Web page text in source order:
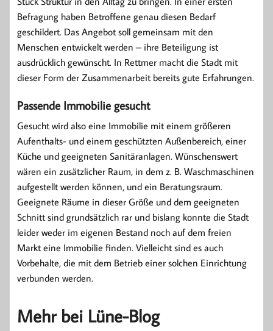
Befragung haben Betroffene genau diesen Bedarf
geschildert. Das Angebot soll gemeinsam mit den
Menschen entwickelt werden – ihre Beteiligung ist
ausdrücklich gewünscht. In Rettmer macht die Stadt mit
dieser Form der Zusammenarbeit bereits gute Erfahrungen.
Passende Immobilie gesucht
Gesucht wird also eine Immobilie mit einem größeren
Aufenthalts- und einem geschützten Außenbereich, einer
Küche und geeigneten Sanitäranlagen. Wünschenswert
wären ein zusätzlicher Raum, in dem z. B. Waschmaschinen
aufgestellt werden können, und ein Beratungsraum.
Geeignete Räume in dieser Größe und dem geeigneten
Schnitt sind grundsätzlich rar und bislang konnte die Stadt
leider weder im eigenen Bestand noch auf dem freien
Markt eine Immobilie finden. Vielleicht sind es auch
Vorbehalte, die mit dem Betrieb einer solchen Einrichtung
verbunden werden.
Mehr bei Lüne-Blog